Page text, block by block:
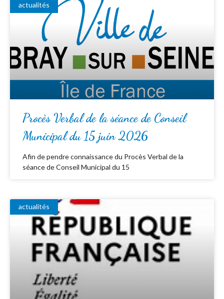
actualités
Procès Verbal de la séance de Conseil
Municipal du 15 juin 2026
Afin de pendre connaissance du Procès Verbal de la
séance de Conseil Municipal du 15
actualités